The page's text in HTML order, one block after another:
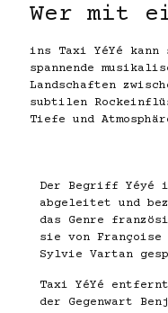
Wer mit
ins Taxi YéYé
spannende
Landschaften
subtilen
Tiefe und
Der Begriff Yéyé
abgeleitet und
das Genre
sie von Françoise
Sylvie Vartan
Taxi YéYé
der Gegenwart